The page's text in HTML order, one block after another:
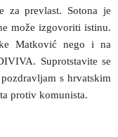
za prevlast. Sotona je
može izgovoriti istinu.
Matković nego i na
Suprotstavite se
s hrvatskim
protiv komunista.